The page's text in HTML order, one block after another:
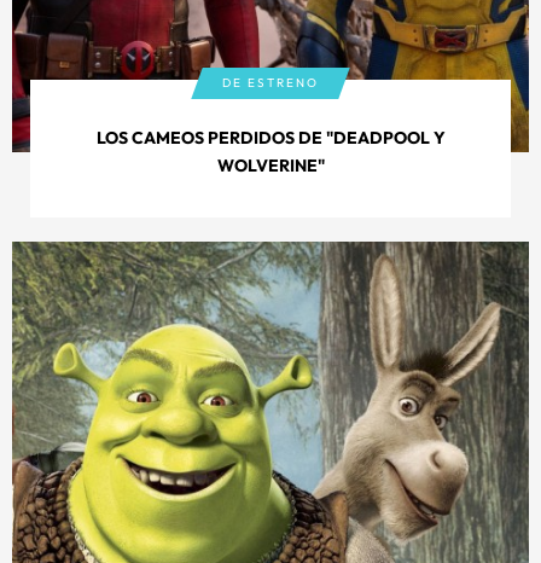
DE ESTRENO
LOS CAMEOS PERDIDOS DE "DEADPOOL Y
WOLVERINE"